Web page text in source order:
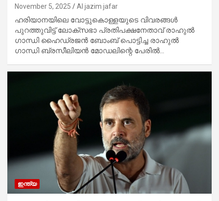
November 5, 2025 Al jazim jafar
ഹരിയാനയിലെ വോട്ടുകൊള്ളയുടെ വിവരങ്ങള്‍
പുറത്തുവിട്ട് ലോക്‌സഭാ പ്രതിപക്ഷനേതാവ് രാഹുല്‍
ഗാന്ധി ഹൈഡ്രജന്‍ ബോംബ് പൊട്ടിച്ച രാഹുല്‍
ഗാന്ധി ബ്രസീലിയന്‍ മോഡലിന്റെ പേരില്‍…
ഇന്ത്യ